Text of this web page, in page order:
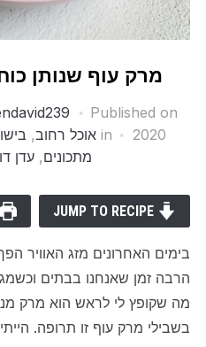
מרק עוף שנותן
Published on
2020
in אוכל רחוב,
מתכונים,עדן
בימים האחרונים מזג האוויר
הרבה זמן שאנחנו בבתים
מה שקופץ לי לראש הוא מרק
בשבילי מרק עוף זו תרופה.